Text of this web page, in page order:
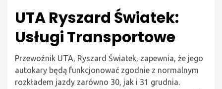
UTA Ryszard Światek:
Usługi Transportowe
Przewoźnik UTA, Ryszard Światek, zapewnia, że jego
autokary będą funkcjonować zgodnie z normalnym
rozkładem jazdy zarówno 30, jak i 31 grudnia.